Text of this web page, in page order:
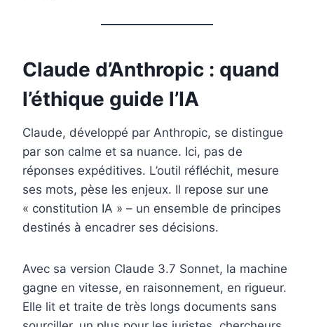
Claude d’Anthropic : quand
l’éthique guide l’IA
Claude, développé par Anthropic, se distingue
par son calme et sa nuance. Ici, pas de
réponses expéditives. L’outil réfléchit, mesure
ses mots, pèse les enjeux. Il repose sur une
« constitution IA » – un ensemble de principes
destinés à encadrer ses décisions.
Avec sa version Claude 3.7 Sonnet, la machine
gagne en vitesse, en raisonnement, en rigueur.
Elle lit et traite de très longs documents sans